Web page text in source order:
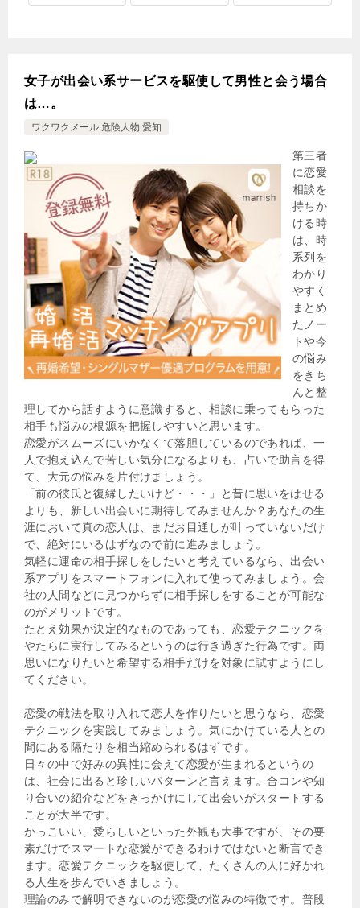
女子が出会い系サービスを駆使して男性と会う場合
は…。
ワクワクメール 危険人物 愛知
第三者
に恋愛
相談を
持ちか
ける時
は、時
系列を
わかり
やすく
まとめ
たノー
トや今
の悩み
をきち
んと整
理してから話すように意識すると、相談に乗ってもらった
相手も悩みの根源を把握しやすいと思います。
恋愛がスムーズにいかなくて落胆しているのであれば、一
人で抱え込んで苦しい気分になるよりも、占いで助言を得
て、大元の悩みを片付けましょう。
「前の彼氏と復縁したいけど・・・」と昔に思いをはせる
よりも、新しい出会いに期待してみませんか？あなたの生
涯において真の恋人は、まだお目通しが叶っていないだけ
で、絶対にいるはずなので前に進みましょう。
気軽に運命の相手探しをしたいと考えているなら、出会い
系アプリをスマートフォンに入れて使ってみましょう。会
社の人間などに見つからずに相手探しをすることが可能な
のがメリットです。
たとえ効果が決定的なものであっても、恋愛テクニックを
やたらに実行してみるというのは行き過ぎた行為です。両
思いになりたいと希望する相手だけを対象に試すようにし
てください。
恋愛の戦法を取り入れて恋人を作りたいと思うなら、恋愛
テクニックを実践してみましょう。気にかけている人との
間にある隔たりを相当縮められるはずです。
日々の中で好みの異性に会えて恋愛が生まれるというの
は、社会に出ると珍しいパターンと言えます。合コンや知
り合いの紹介などをきっかけにして出会いがスタートする
ことが大半です。
かっこいい、愛らしいといった外観も大事ですが、その要
素だけでスマートな恋愛ができるわけではないと断言でき
ます。恋愛テクニックを駆使して、たくさんの人に好かれ
る人生を歩んでいきましょう。
理論のみで解明できないのが恋愛の悩みの特徴です。普段